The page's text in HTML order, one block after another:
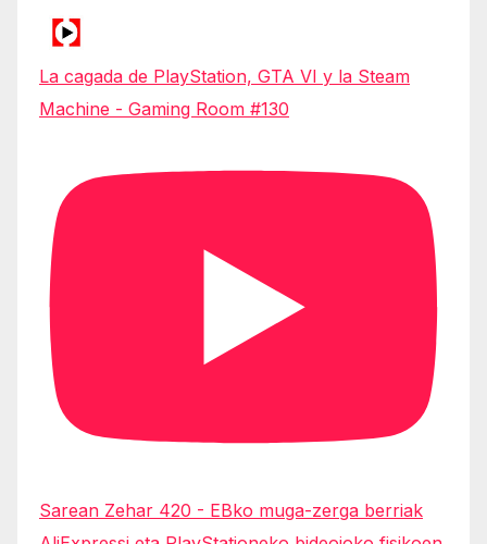
La cagada de PlayStation, GTA VI y la Steam
Machine - Gaming Room #130
Sarean Zehar 420 - EBko muga-zerga berriak